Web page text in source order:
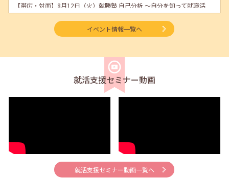
【帯広・対面】8月12日（火）就勝塾 自己分析 ～自分を知って就職活
動～ 14:00～14:40
【帯広・対面】8月18日（月）就勝塾 ビジネスマナーと社会人基礎
在職者
2025年08月01日(金) 在職者
本セミナーは定員に達したため、現在はお申込みの受付を終了してお
ります。【オンライン】8月21日（木）どんな場面でも使える！好印象
を与えるシンプルな方法 14:00～14:30
イベント情報一覧へ
就活支援セミナー動画
就活支援セミナー動画一覧へ